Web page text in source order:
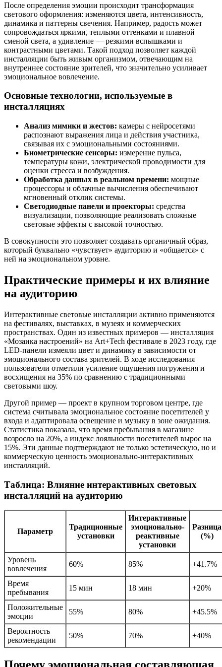
После определения эмоции происходит трансформация
светового оформления: изменяются цвета, интенсивность,
динамика и паттерны свечения. Например, радость может
сопровождаться яркими, теплыми оттенками и плавной
сменой света, а удивление — резкими вспышками и
контрастными цветами. Такой подход позволяет каждой
инсталляции быть живым организмом, отвечающим на
внутреннее состояние зрителей, что значительно усиливает
эмоциональное вовлечение.
Основные технологии, используемые в
инсталляциях
Анализ мимики и жестов: камеры с нейросетями
распознают выражения лица и действия участника,
связывая их с эмоциональными состояниями.
Биометрические сенсоры: измерение пульса,
температуры кожи, электрической проводимости для
оценки стресса и возбуждения.
Обработка данных в реальном времени: мощные
процессоры и облачные вычисления обеспечивают
мгновенный отклик системы.
Светодиодные панели и проекторы: средства
визуализации, позволяющие реализовать сложные
световые эффекты с высокой точностью.
В совокупности это позволяет создавать органичный образ,
который буквально «чувствует» аудиторию и «общается» с
ней на эмоциональном уровне.
Практические примеры и их влияние
на аудиторию
Интерактивные световые инсталляции активно применяются
на фестивалях, выставках, в музеях и коммерческих
пространствах. Один из известных примеров — инсталляция
«Мозаика настроений» на Art+Tech фестивале в 2023 году, где
LED-панели измеяли цвет и динамику в зависимости от
эмоционального состава зрителей. В ходе исследования
пользователи отметили усиление ощущения погружения и
восхищения на 35% по сравнению с традиционными
световыми шоу.
Другой пример — проект в крупном торговом центре, где
система считывала эмоциональное состояние посетителей у
входа и адаптировала освещение и музыку в зоне ожидания.
Статистика показала, что время пребывания в магазине
возросло на 20%, а индекс лояльности посетителей вырос на
15%. Эти данные подтверждают не только эстетическую, но и
коммерческую ценность эмоционально-интерактивных
инсталляций.
Таблица: Влияние интерактивных световых
инсталляций на аудиторию
Параметр
Традиционные
установки
Интерактивные
эмоционально-
реактивные
установки
Разница
(%)
Уровень
вовлечения
60% 85% +41.7%
Время
пребывания
15 мин 18 мин +20%
Положительные
эмоции
55% 80% +45.5%
Вероятность
рекомендации
50% 70% +40%